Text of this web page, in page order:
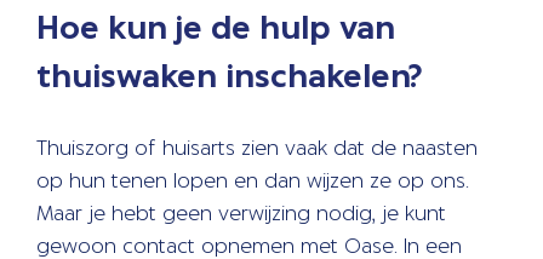
Hoe kun je de hulp van
thuiswaken inschakelen?
Thuiszorg of huisarts zien vaak dat de naasten
op hun tenen lopen en dan wijzen ze op ons.
Maar je hebt geen verwijzing nodig, je kunt
gewoon contact opnemen met Oase. In een